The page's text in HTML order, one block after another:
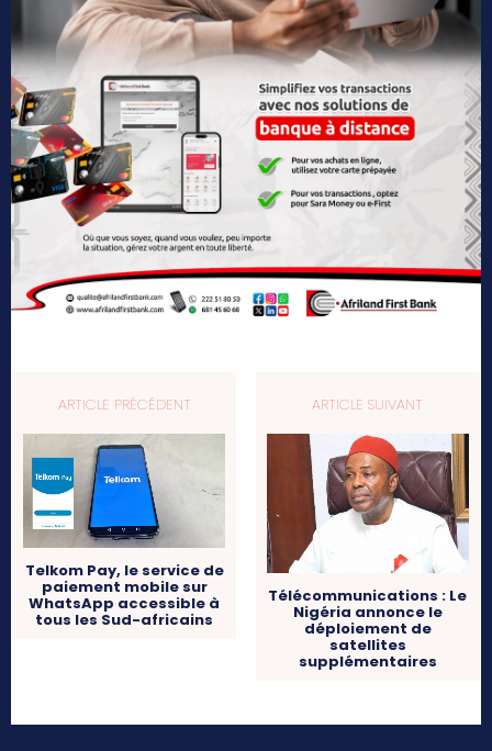
ARTICLE PRÉCÉDENT
Telkom Pay, le service de
paiement mobile sur
WhatsApp accessible à
tous les Sud-africains
ARTICLE SUIVANT
Télécommunications : Le
Nigéria annonce le
déploiement de
satellites
supplémentaires